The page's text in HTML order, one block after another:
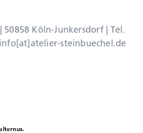
50858 Köln-Junkersdorf | Tel.
info[at]atelier-steinbuechel.de